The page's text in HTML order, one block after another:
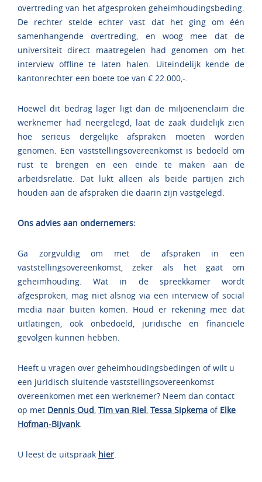
overtreding van het afgesproken geheimhoudingsbeding.
De rechter stelde echter vast dat het ging om één
samenhangende overtreding, en woog mee dat de
universiteit direct maatregelen had genomen om het
interview offline te laten halen. Uiteindelijk kende de
kantonrechter een boete toe van € 22.000,-.
Hoewel dit bedrag lager ligt dan de miljoenenclaim die
werknemer had neergelegd, laat de zaak duidelijk zien
hoe serieus dergelijke afspraken moeten worden
genomen. Een vaststellingsovereenkomst is bedoeld om
rust te brengen en een einde te maken aan de
arbeidsrelatie. Dat lukt alleen als beide partijen zich
houden aan de afspraken die daarin zijn vastgelegd.
Ons advies aan ondernemers:
Ga zorgvuldig om met de afspraken in een
vaststellingsovereenkomst, zeker als het gaat om
geheimhouding. Wat in de spreekkamer wordt
afgesproken, mag niet alsnog via een interview of social
media naar buiten komen. Houd er rekening mee dat
uitlatingen, ook onbedoeld, juridische en financiële
gevolgen kunnen hebben.
Heeft u vragen over geheimhoudingsbedingen of wilt u
een juridisch sluitende vaststellingsovereenkomst
overeenkomen met een werknemer? Neem dan contact
op met Dennis Oud Tim van Riel Tessa Sipkema of Elke
Hofman-Bijvank.
U leest de uitspraak hier